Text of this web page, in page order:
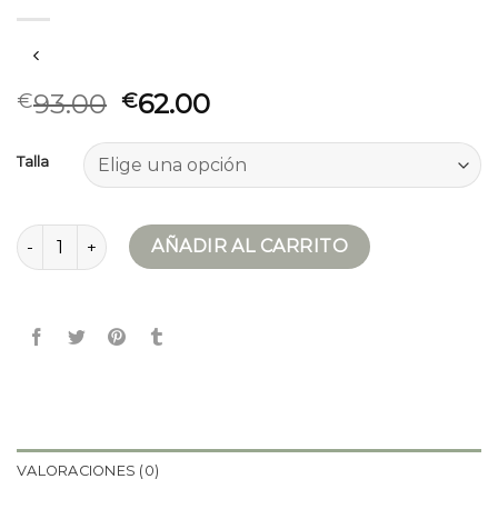
€93.00 €62.00
Talla
chaqueta ferrari cantidadAÑADIR AL CARRITO
VALORACIONES (0)